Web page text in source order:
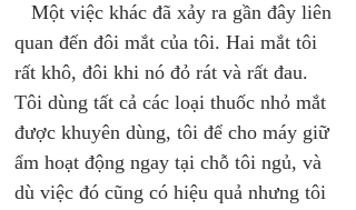
Một việc khác đã xảy ra gần đây liên
quan đến đôi mắt của tôi. Hai mắt tôi
rất khô, đôi khi nó đỏ rát và rất đau.
Tôi dùng tất cả các loại thuốc nhỏ mắt
được khuyên dùng, tôi để cho máy giữ
ẩm hoạt động ngay tại chỗ tôi ngủ, và
dù việc đó cũng có hiệu quả nhưng tôi